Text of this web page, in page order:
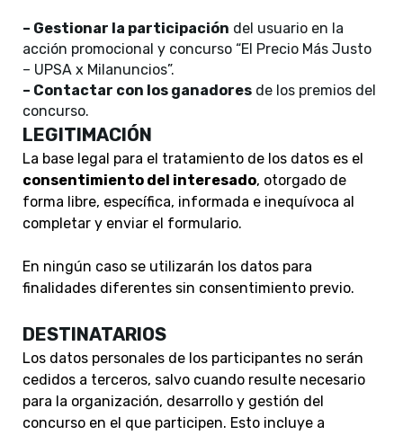
– Gestionar la participación del usuario en la
acción promocional y concurso “El Precio Más Justo
– UPSA x Milanuncios”.
– Contactar con los ganadores de los premios del
concurso.
LEGITIMACIÓN
La base legal para el tratamiento de los datos es el
consentimiento del interesado, otorgado de
forma libre, específica, informada e inequívoca al
completar y enviar el formulario.
En ningún caso se utilizarán los datos para
finalidades diferentes sin consentimiento previo.
DESTINATARIOS
Los datos personales de los participantes no serán
cedidos a terceros, salvo cuando resulte necesario
para la organización, desarrollo y gestión del
concurso en el que participen. Esto incluye a